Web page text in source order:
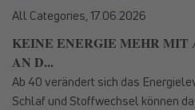
All Categories, 17.06.2026
KEINE ENERGIE MEHR MIT
AN D...
Ab 40 verändert sich das
Schlaf und Stoffwechsel können